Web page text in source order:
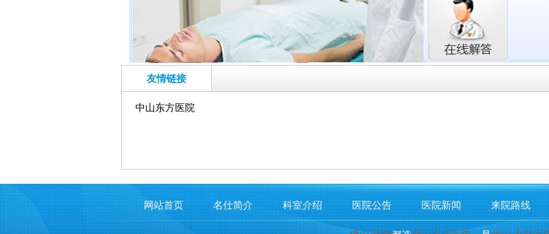
集，诊疗专业
在男性健康领域，
医疗机构的正规性与专业性...
不强
在医疗领域，检查项目的合理设置是衡
量一家...
友情链接
中山东方医院
网站首页 名仕简介 科室介绍 医院公告 医院新闻 来院路线